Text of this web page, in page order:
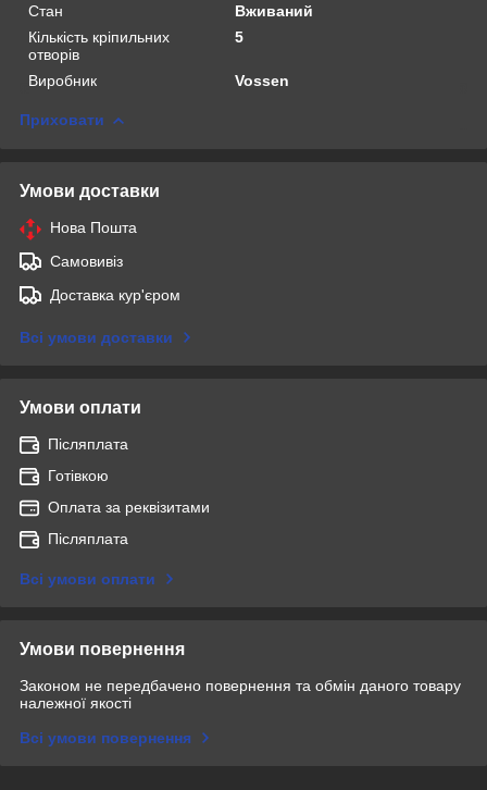
Стан
Вживаний
Кількість кріпильних
отворів
5
Виробник Vossen
Приховати
Умови доставки
Нова Пошта
Самовивіз
Доставка кур'єром
Всі умови доставки
Умови оплати
Післяплата
Готівкою
Оплата за реквізитами
Післяплата
Всі умови оплати
Умови повернення
Законом не передбачено повернення та обмін даного товару
належної якості
Всі умови повернення